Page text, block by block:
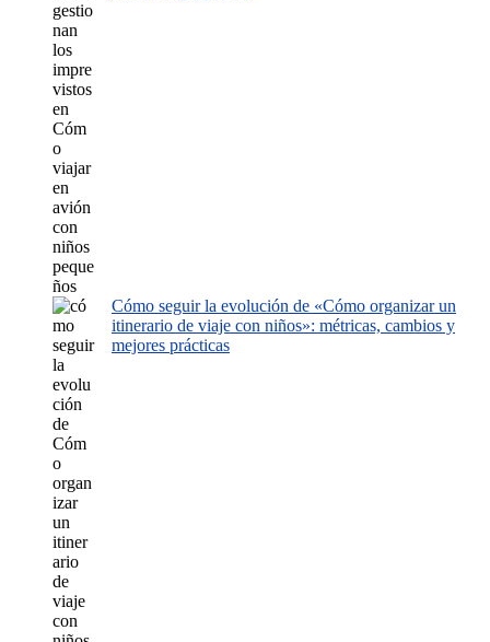
Cómo seguir la evolución de «Cómo organizar un
itinerario de viaje con niños»: métricas, cambios y
mejores prácticas